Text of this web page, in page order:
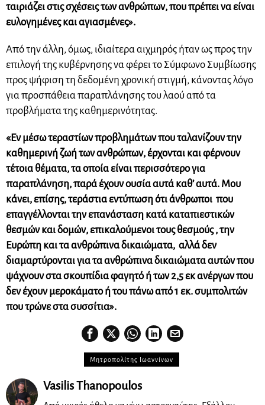
ταιριάζει στις σχέσεις των ανθρώπων, που πρέπει να είναι
ευλογημένες και αγιασμένες».
Από την άλλη, όμως, ιδιαίτερα αιχμηρός ήταν ως προς την
επιλογή της κυβέρνησης να φέρει το Σύμφωνο Συμβίωσης
προς ψήφιση τη δεδομένη χρονική στιγμή, κάνοντας λόγο
για προσπάθεια παραπλάνησης του λαού από τα
προβλήματα της καθημερινότητας.
«Eν μέσω τεραστίων προβλημάτων που ταλανίζουν την
καθημερινή ζωή των ανθρώπων, έρχονται και φέρνουν
τέτοια θέματα, τα οποία είναι περισσότερο για
παραπλάνηση, παρά έχουν ουσία αυτά καθ’ αυτά. Μου
κάνει, επίσης, τεράστια εντύπωση ότι άνθρωποι που
επαγγέλλονται την επανάσταση κατά καταπιεστικών
θεσμών και δομών, επικαλούμενοι τους θεσμούς , την
Ευρώπη και τα ανθρώπινα δικαιώματα, αλλά δεν
διαμαρτύρονται για τα ανθρώπινα δικαιώματα αυτών που
ψάχνουν στα σκουπίδια φαγητό ή των 2,5 εκ ανέργων που
δεν έχουν μεροκάματο ή του πάνω από 1 εκ. συμπολιτών
που τρώνε στα συσσίτια».
Μητροπολίτης Ιωαννίνων
Vasilis Thanopoulos